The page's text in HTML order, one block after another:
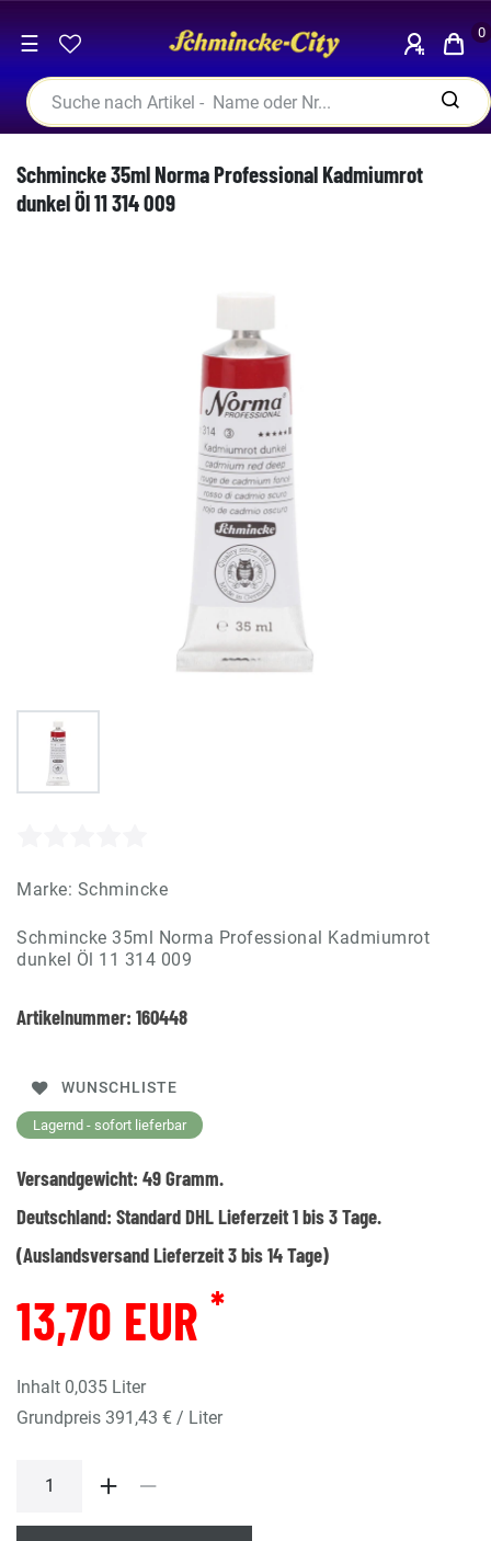
☰ 0
Schmincke 35ml Norma Professional Kadmiumrot
dunkel Öl 11 314 009
Marke: Schmincke
Schmincke 35ml Norma Professional Kadmiumrot
dunkel Öl 11 314 009
Artikelnummer: 160448
WUNSCHLISTE
Lagernd - sofort lieferbar
Versandgewicht: 49Gramm.
Deutschland: Standard DHL Lieferzeit 1 bis 3 Tage.
(Auslandsversand Lieferzeit 3 bis 14 Tage)
13,70 EUR *
Inhalt 0,035 Liter
Grundpreis 391,43 € / Liter